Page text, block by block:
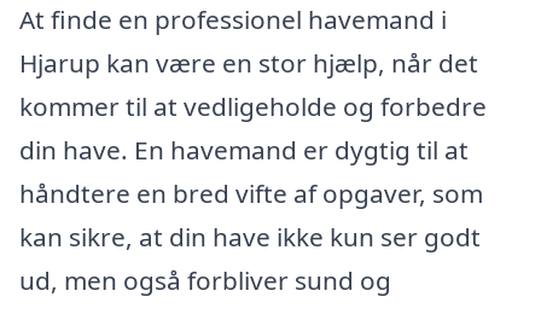
At finde en professionel havemand i
Hjarup kan være en stor hjælp, når det
kommer til at vedligeholde og forbedre
din have. En havemand er dygtig til at
håndtere en bred vifte af opgaver, som
kan sikre, at din have ikke kun ser godt
ud, men også forbliver sund og